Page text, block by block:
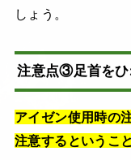
しょう。
注意点③足首をひ
アイゼン使用時の
注意するというこ